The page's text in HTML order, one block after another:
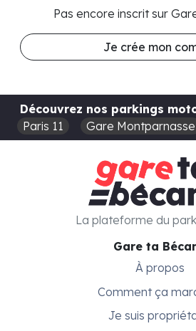
Pas encore inscrit sur
Je crée mon
Découvrez nos parkings
Paris 11
Gare Montparnasse
Gare ta
À propos
Comment ça
Je suis
La plateforme du